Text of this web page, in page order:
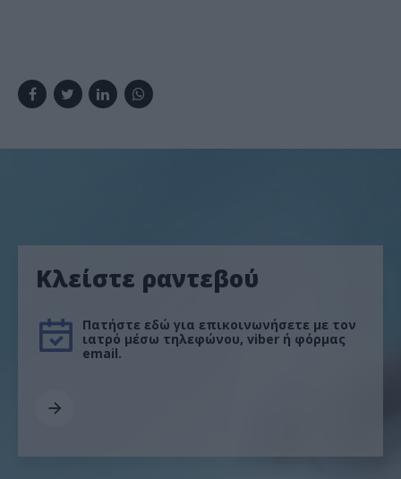
Κλείστε ραντεβού
Πατήστε εδώ για επικοινωνήσετε με τον
ιατρό μέσω τηλεφώνου, viber ή φόρμας
email.